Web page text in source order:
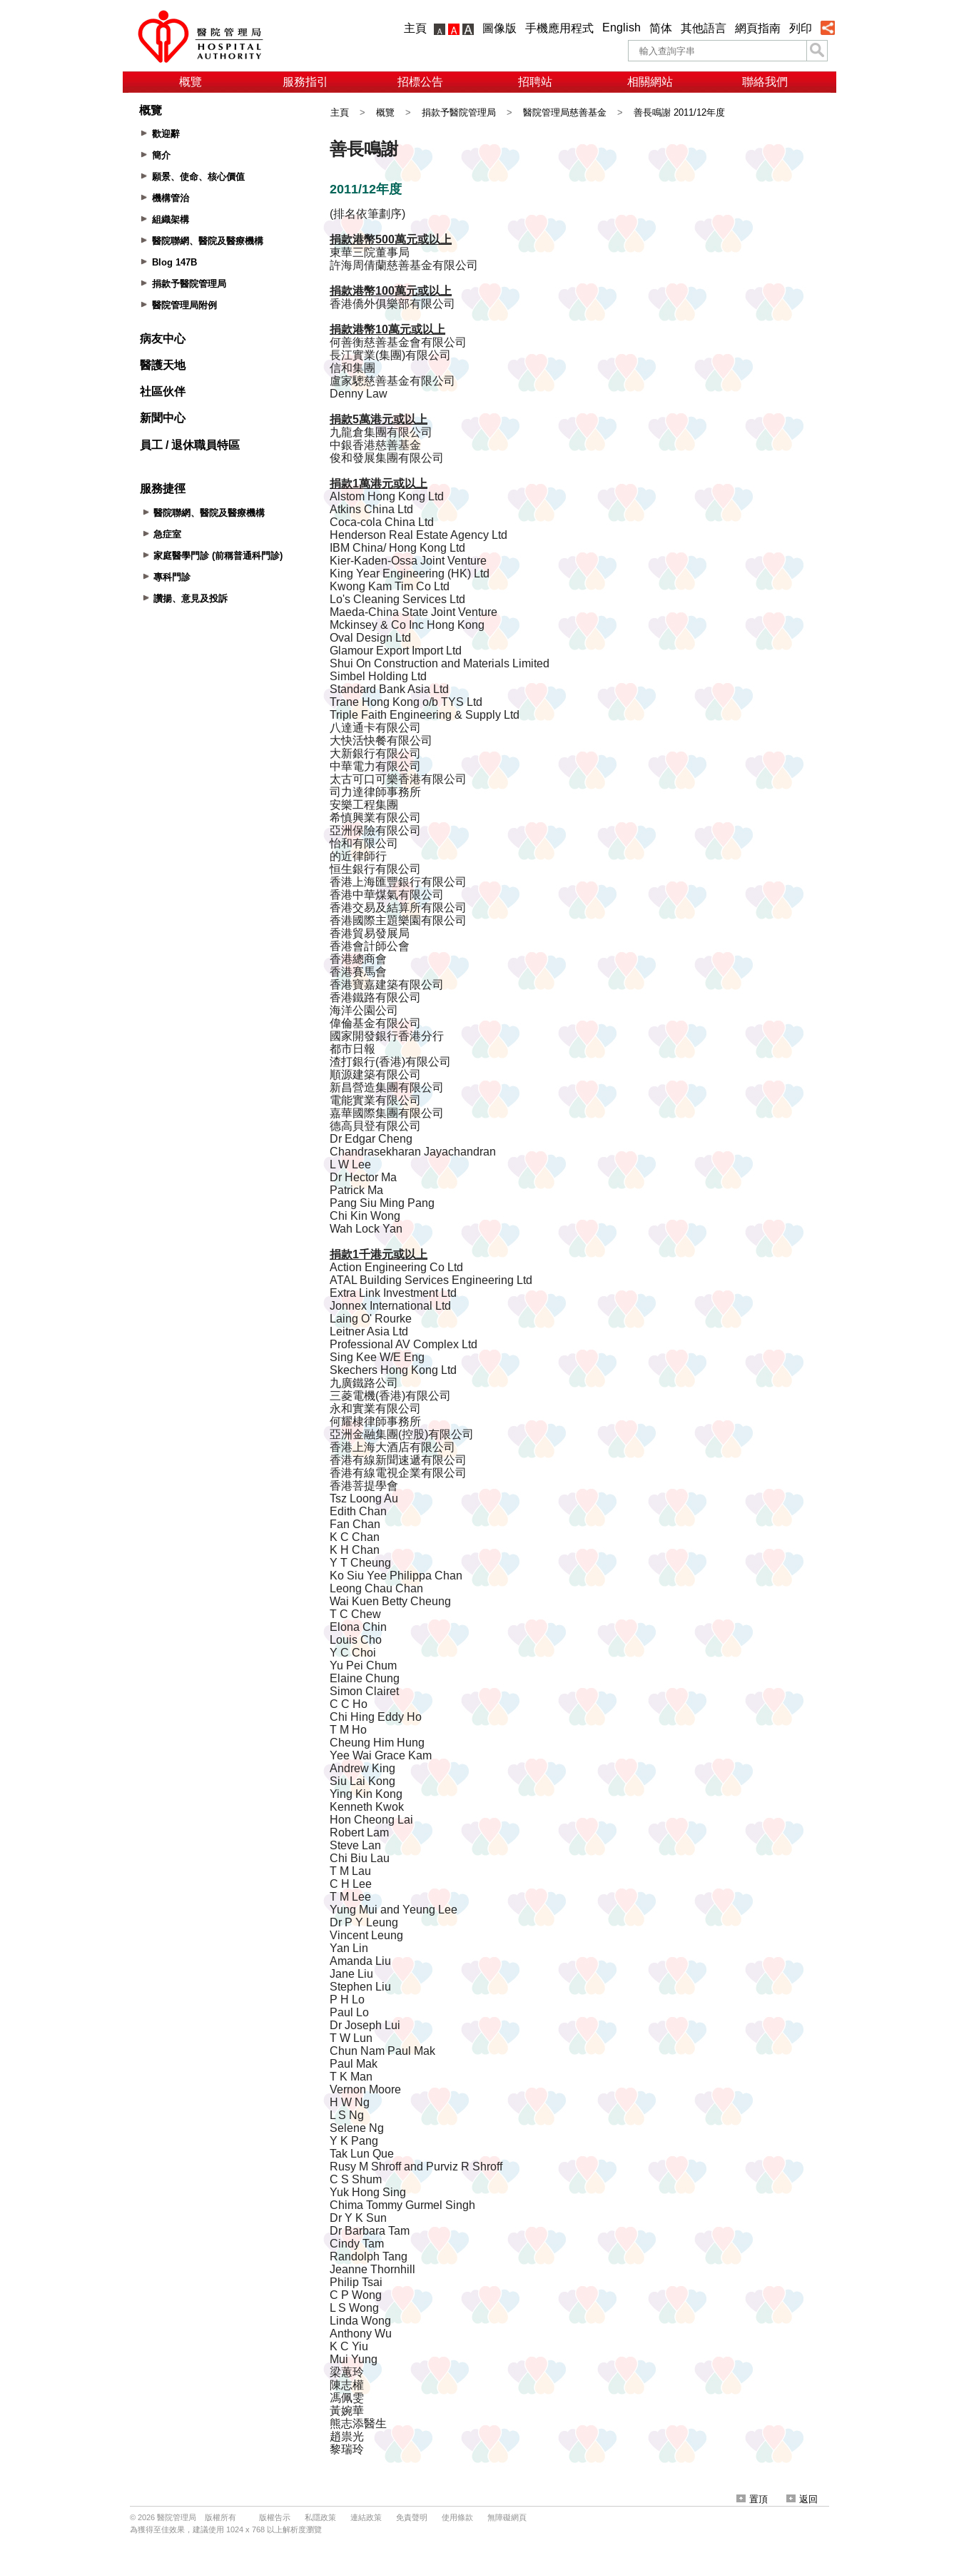
主頁 圖像版 手機應用程式 English 简体 其他語言 網頁指南 列印
概覽 服務指引 招標公告 招聘站 相關網站 聯絡我們
概覽
歡迎辭
簡介
願景、使命、核心價值
機構管治
組織架構
醫院聯網、醫院及醫療機構
Blog 147B
捐款予醫院管理局
醫院管理局附例
病友中心
醫護天地
社區伙伴
新聞中心
員工 / 退休職員特區
服務捷徑
醫院聯網、醫院及醫療機構
急症室
家庭醫學門診 (前稱普通科門診)
專科門診
讚揚、意見及投訴
主頁 > 概覽 > 捐款予醫院管理局 > 醫院管理局慈善基金 > 善長鳴謝 2011/12年度
返回
置頂
© 2026 醫院管理局 版權所有 版權告示 私隱政策 連結政策 免責聲明 使用條款
無障礙網頁
為獲得至佳效果，建議使用 1024 x 768 以上解析度瀏覽